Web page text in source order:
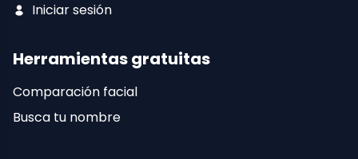
Iniciar sesión
Herramientas gratuitas
Comparación facial
Busca tu nombre